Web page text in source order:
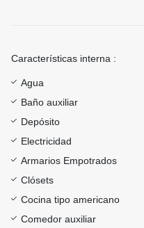
Características interna :
Agua
Baño auxiliar
Depósito
Electricidad
Armarios Empotrados
Clósets
Cocina tipo americano
Comedor auxiliar